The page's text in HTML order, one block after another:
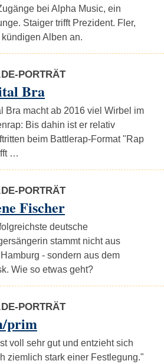
bei Alpha Music, ein
Staiger trifft Prezident. Fler,
Alben an.
PORTRÄT
Bra
Bra macht ab 2016 viel Wirbel im
Bis dahin ist er relativ
beim Battlerap-Format "Rap
…
PORTRÄT
Fischer
deutsche
stammt nicht aus
- sondern aus dem
Wie so etwas geht?
PORTRÄT
prim
voll sehr gut und entzieht sich
ziemlich stark einer Festlegung."